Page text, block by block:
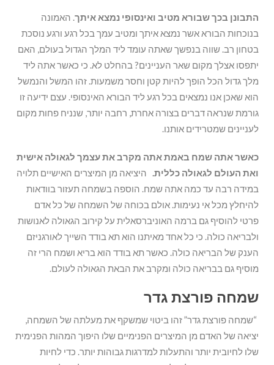
התבונן בכך שבורא מטיב ואינסופי נמצא איתך. האמונה
בנוכחות הבורא אשר נמצא איתך ומטיב עמך בכל רגע ורגע נוסכת
בטחון רב. שווה בנפשך שאתה עומד ליד המלך הגדול בעולם, האם
יתפסו אצלך מקום שאר העניינים? בהחלט לא. כי כאשר אתה ליד
מלך גדול הכל הופך להיות קטן וחסר משמעות. זהו המשל והנמשל
הוא שאכן אנו נמצאים בכל רגע ליד הבורא האינסופי. עצם ידיעה זו
גורמת שנראה דברים בצורה אחרת, רחבה יותר, שנניח פחות מקום
לעניינים שמטרידים אותנו.
כאשר אתה שמח באמת אתה מקרב את עצמך לגאולה אישית
ואת העולם לגאולה כללית. היציאה מן המיצרים האישיים תלויה
במידה רבה עד כמה אתה שמח. הוספה בשמחה תעזור בוודאות
להיחלץ מכל אי נעימות. אולם בכוחה של השמחה של כל אדם
פרטי להוסיף גם ברמה האוניברסאלית על קירוב הגאולה לאנושות
ולבריאה כולה. כי כל אחד מאיתנו הוא תא בודד השייך לאורגניזם
הענק של הבריאה כולה. כאשר תא בודד הוא בריא ושמח הרי זה
מוסיף גם בבריאה כולה ומקרב את הבאת הגאולה לעולם.
שמחה פורצת גדר
“שמחה פורצת גדר” זהו ביטוי שמשקף את מעלתה של השמחה,
יציאה של האדם מן המיצרים הפנימיים שלו היפוך המהות הפנימית
שלו לחיובית יותר והתעלות למדרגות גבוהות יותר. כדי לחיות